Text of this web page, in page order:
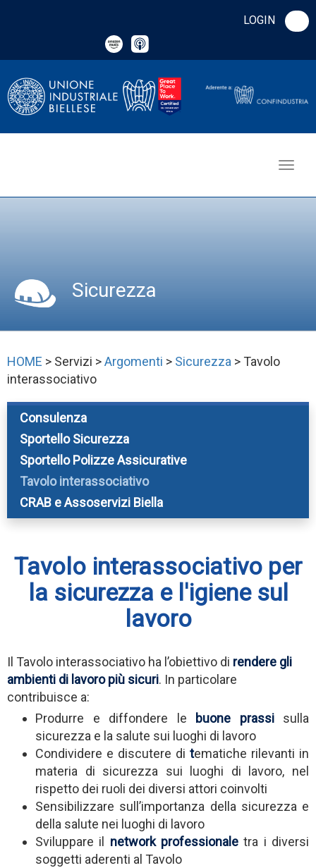
LOGIN
Sicurezza
HOME > Servizi >Argomenti > Sicurezza > Tavolo
interassociativo
Consulenza
Sportello Sicurezza
Sportello Polizze Assicurative
Tavolo interassociativo
CRAB e Assoservizi Biella
Tavolo interassociativo per
la sicurezza e l'igiene sul
lavoro
Il Tavolo interassociativo ha l’obiettivo di rendere gli
ambienti di lavoro più sicuri. In particolare
contribuisce a:
Produrre e diffondere le
buone prassi sulla
sicurezza e la salute sui luoghi di lavoro
Condividere e discutere di tematiche rilevanti in
materia di sicurezza sui luoghi di lavoro, nel
rispetto dei ruoli dei diversi attori coinvolti
Sensibilizzare sull’importanza della sicurezza e
della salute nei luoghi di lavoro
Sviluppare il network professionaletra i diversi
soggetti aderenti al Tavolo